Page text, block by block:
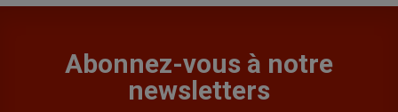
Abonnez-vous à notre
newsletters